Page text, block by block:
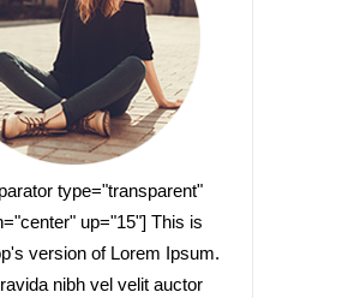
type="transparent"
up="15"] This is
version of Lorem Ipsum.
nibh vel velit auctor